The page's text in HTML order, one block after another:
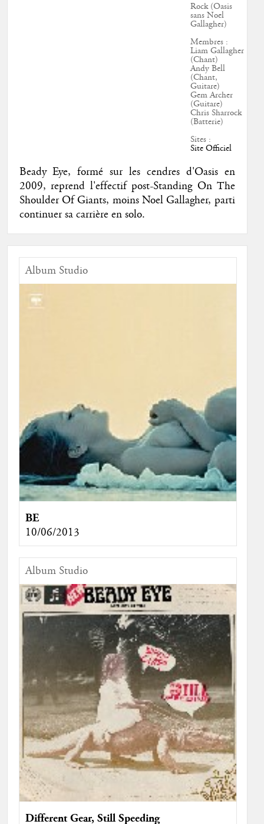
Rock (Oasis
sans Noel
Gallagher)
Membres :
Liam Gallagher
(Chant)
Andy Bell
(Chant,
Guitare)
Gem Archer
(Guitare)
Chris Sharrock
(Batterie)
Sites :
Site Officiel
Beady Eye, formé sur les cendres d'Oasis en
2009, reprend l'effectif post-Standing On The
Shoulder Of Giants, moins Noel Gallagher, parti
continuer sa carrière en solo.
Album Studio
BE
10/06/2013
Album Studio
Different Gear, Still Speeding